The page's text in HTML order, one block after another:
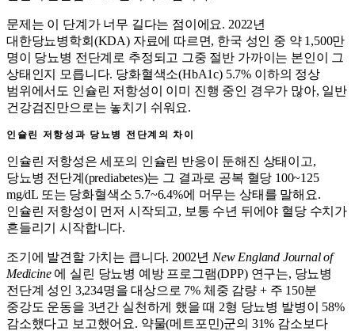
문제는 이 단계가 너무 길다는 점이에요. 2022년
대한당뇨병학회(KDA) 자료에 따르면, 한국 성인 중 약 1,500만
명이 당뇨병 전단계로 추정되고 그중 절반 가까이는 본인이 그
상태인지 모릅니다. 당화혈색소(HbA1c) 5.7% 이하의 정상
범위에서도 인슐린 저항성이 이미 진행 중인 경우가 많아, 일반
건강검진만으로는 놓치기 쉬워요.
인슐린 저항성과 당뇨병 전단계의 차이
인슐린 저항성은 세포의 인슐린 반응이 둔해진 상태이고,
당뇨병 전단계(prediabetes)는 그 결과로 공복 혈당 100~125
mg/dL 또는 당화혈색소 5.7~6.4%에 머무는 상태를 말해요.
인슐린 저항성이 먼저 시작되고, 보통 수년 뒤에야 혈당 수치가
흔들리기 시작합니다.
조기에 발견할 가치는 큽니다. 2002년 New England Journal of
Medicine에 실린 당뇨병 예방 프로그램(DPP) 연구는, 당뇨병
전단계 성인 3,234명을 대상으로 7% 체중 감량 + 주 150분
중강도 운동을 3년간 실천하게 했을 때 2형 당뇨병 발병이 58%
감소했다고 보고했어요. 약물(메트포민)군의 31% 감소보다